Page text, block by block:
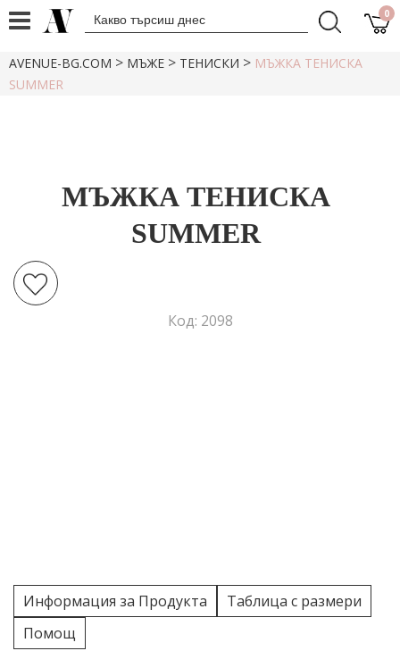
0
AVENUE-BG.COM > МЪЖЕ > ТЕНИСКИ > МЪЖКА ТЕНИСКА
SUMMER
МЪЖКА ТЕНИСКА
SUMMER
Код: 2098
Информация за Продукта
Таблица с размери
Помощ